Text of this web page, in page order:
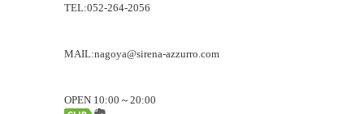
TEL:052-264-2056
MAIL:nagoya@sirena-azzurro.com
OPEN 10:00～20:00